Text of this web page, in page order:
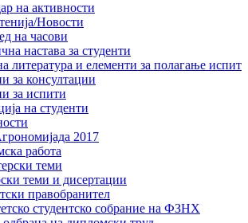
на активности
Новости
на часови
настава за студенти
литература и елементи за полагање испит
за консултации
за испити
на студенти
2017
работа
теми
теми и дисертации
правобранител
студентско собрание на ФЗНХ